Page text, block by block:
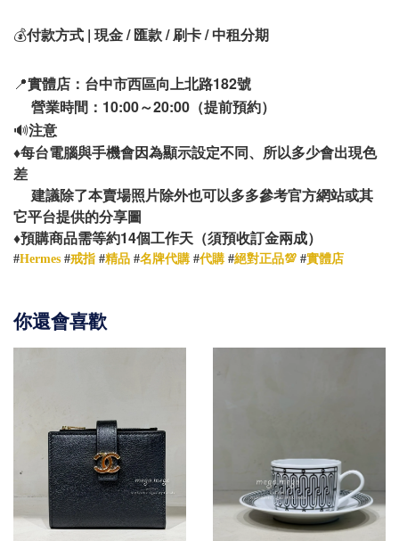
💰付款方式 | 現金 / 匯款 / 刷卡 / 中租分期
📍實體店：台中市西區向上北路182號
營業時間：10:00～20:00（提前預約）
🔊注意
♦️每台電腦與手機會因為顯示設定不同、所以多少會出現色
差
建議除了本賣場照片除外也可以多多參考官方網站或其
它平台提供的分享圖
♦️預購商品需等約14個工作天（須預收訂金兩成）
#Hermes #戒指 #精品 #名牌代購 #代購 #絕對正品💯 #實體店
你還會喜歡